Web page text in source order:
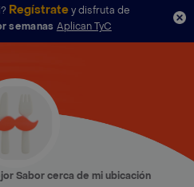
Regístratey disfruta de
semanas Aplican TyC
Sabor cerca de mi ubicación